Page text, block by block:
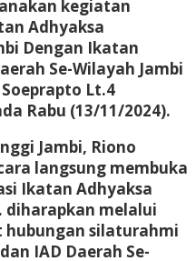
kegiatan
Adhyaksa
Dengan Ikatan
Se-Wilayah Jambi
Lt.4
Rabu (13/11/2024).
Jambi, Riono
langsung membuka
Ikatan Adhyaksa
diharapkan melalui
hubungan silaturahmi
IAD Daerah Se-